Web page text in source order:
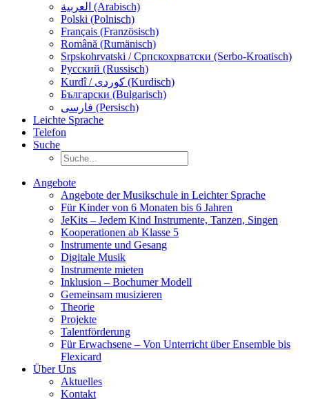
العربية (Arabisch)
Polski (Polnisch)
Français (Französisch)
Română (Rumänisch)
Srpskohrvatski / Српскохрватски (Serbo-Kroatisch)
Русский (Russisch)
Kurdî / كوردی (Kurdisch)
Български (Bulgarisch)
فارسی (Persisch)
Leichte Sprache
Telefon
Suche
Angebote
Angebote der Musikschule in Leichter Sprache
Für Kinder von 6 Monaten bis 6 Jahren
JeKits – Jedem Kind Instrumente, Tanzen, Singen
Kooperationen ab Klasse 5
Instrumente und Gesang
Digitale Musik
Instrumente mieten
Inklusion – Bochumer Modell
Gemeinsam musizieren
Theorie
Projekte
Talentförderung
Für Erwachsene – Von Unterricht über Ensemble bis
Flexicard
Über Uns
Aktuelles
Kontakt